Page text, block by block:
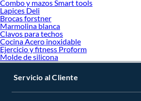
Combo y mazos Smart tools
Lapices Deli
Brocas forstner
Marmolina blanca
Clavos para techos
Cocina Acero inoxidable
Ejercicio y fitness Proform
Molde de silicona
Servicio al Cliente